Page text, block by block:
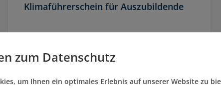
Klimaführerschein für Auszubildende
Bochum
27.08.2026
zum Datenschutz
um Ihnen ein optimales Erlebnis auf unserer Website zu